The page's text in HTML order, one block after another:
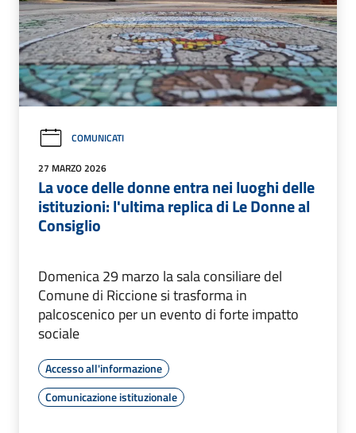
COMUNICATI
27 MARZO 2026
La voce delle donne entra nei luoghi delle
istituzioni: l'ultima replica di Le Donne al
Consiglio
Domenica 29 marzo la sala consiliare del
Comune di Riccione si trasforma in
palcoscenico per un evento di forte impatto
sociale
Accesso all'informazione
Comunicazione istituzionale